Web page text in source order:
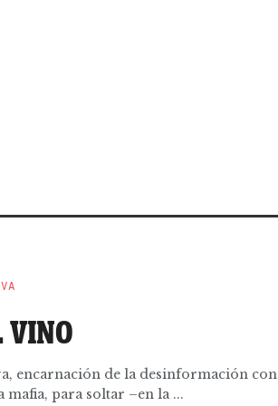
VINO
encarnación de la desinformación con
mafia, para soltar –en la ...